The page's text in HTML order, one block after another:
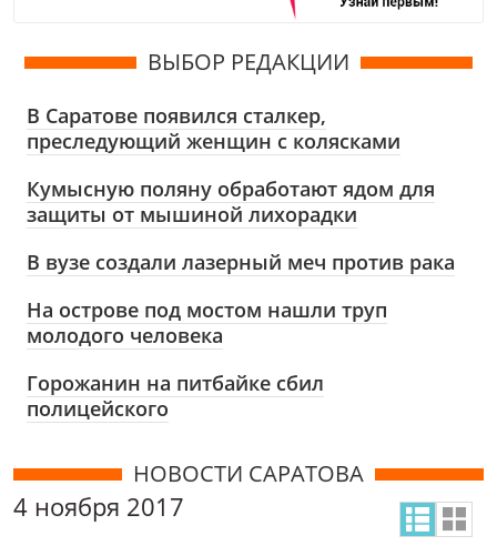
ВЫБОР РЕДАКЦИИ
В Саратове появился сталкер,
преследующий женщин с колясками
Кумысную поляну обработают ядом для
защиты от мышиной лихорадки
В вузе создали лазерный меч против рака
На острове под мостом нашли труп
молодого человека
Горожанин на питбайке сбил
полицейского
НОВОСТИ САРАТОВА
4 ноября 2017